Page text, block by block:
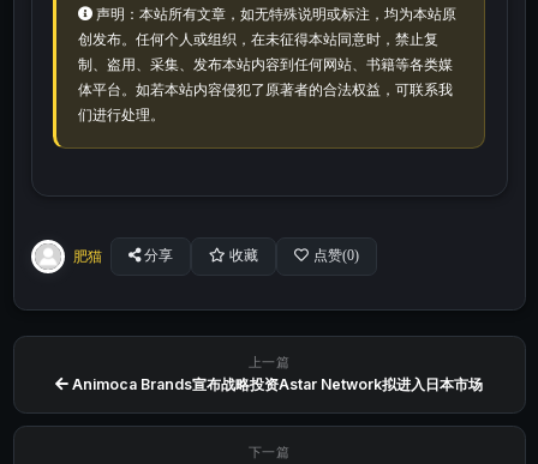
声明：本站所有文章，如无特殊说明或标注，均为本站原
创发布。任何个人或组织，在未征得本站同意时，禁止复
制、盗用、采集、发布本站内容到任何网站、书籍等各类媒
体平台。如若本站内容侵犯了原著者的合法权益，可联系我
们进行处理。
肥猫 分享 收藏 点赞(0)
上一篇
Animoca Brands宣布战略投资Astar Network拟进入日本市场
下一篇